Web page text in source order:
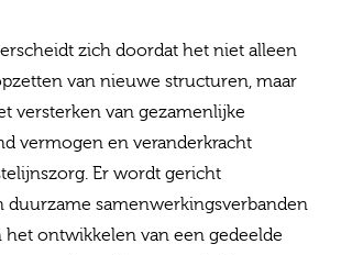
zich doordat het niet alleen
van nieuwe structuren, maar
versterken van gezamenlijke
vermogen en veranderkracht
Er wordt gericht
duurzame samenwerkingsverbanden
ontwikkelen van een gedeelde